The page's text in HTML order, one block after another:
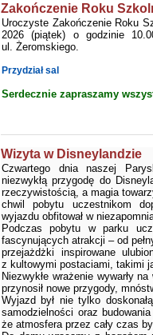
Zakończenie Roku
Uroczyste Zakończenie Roku
2026 (piątek) o godzinie
ul. Żeromskiego.
Przydział sal
Serdecznie zapraszamy
Wizyta w Disneylandzie
Czwartego dnia naszej
niezwykłą przygodę do
rzeczywistością, a magia
chwil pobytu uczestnikom
wyjazdu obfitował w
Podczas pobytu w parku
fascynujących atrakcji – od
przejażdżki inspirowane
z kultowymi postaciami, takimi
Niezwykłe wrażenie wywarły
przynosił nowe przygody,
Wyjazd był nie tylko
samodzielności oraz
że atmosfera przez cały czas